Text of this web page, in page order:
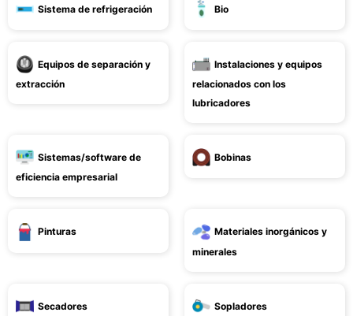
Sistema de refrigeración Bio
Equipos de separación y
extracción
Instalaciones y equipos
relacionados con los
lubricadores
Sistemas/software de
eficiencia empresarial
Bobinas
Pinturas
Materiales inorgánicos y
minerales
Secadores Sopladores